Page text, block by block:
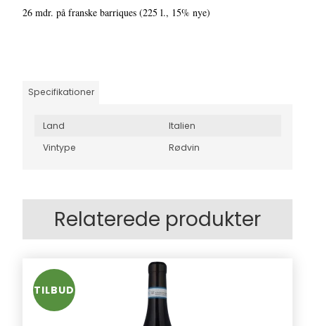
26 mdr. på franske barriques (225 l., 15% nye)
Specifikationer
Land
Italien
Vintype
Rødvin
Relaterede produkter
TILBUD